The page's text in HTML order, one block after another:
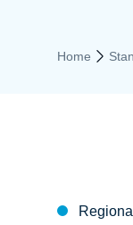
Pfad-
Home